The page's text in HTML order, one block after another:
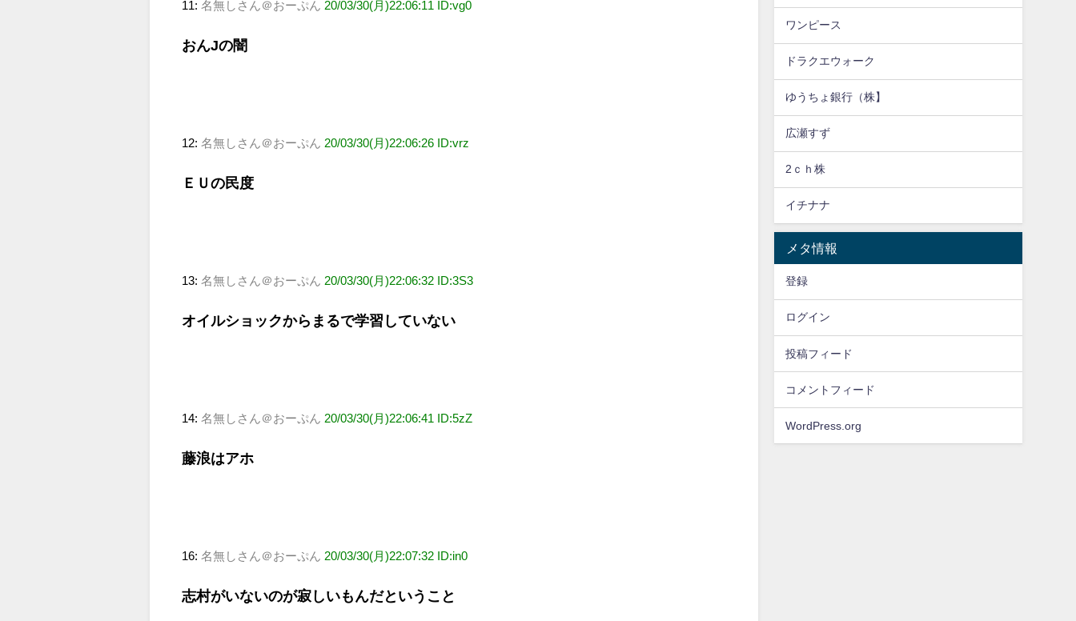
11: 名無しさん＠おーぷん 20/03/30(月)22:06:11 ID:vg0
おんJの闇
12: 名無しさん＠おーぷん 20/03/30(月)22:06:26 ID:vrz
ＥＵの民度
13: 名無しさん＠おーぷん 20/03/30(月)22:06:32 ID:3S3
オイルショックからまるで学習していない
14: 名無しさん＠おーぷん 20/03/30(月)22:06:41 ID:5zZ
藤浪はアホ
16: 名無しさん＠おーぷん 20/03/30(月)22:07:32 ID:in0
志村がいないのが寂しいもんだということ
ワンピース
ドラクエウォーク
ゆうちょ銀行（株】
広瀬すず
2ｃｈ株
イチナナ
メタ情報
登録
ログイン
投稿フィード
コメントフィード
WordPress.org